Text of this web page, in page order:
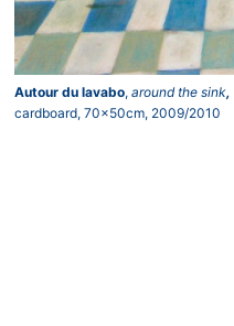
Autour du lavabo, around the sink,
cardboard, 70x50cm, 2009/2010